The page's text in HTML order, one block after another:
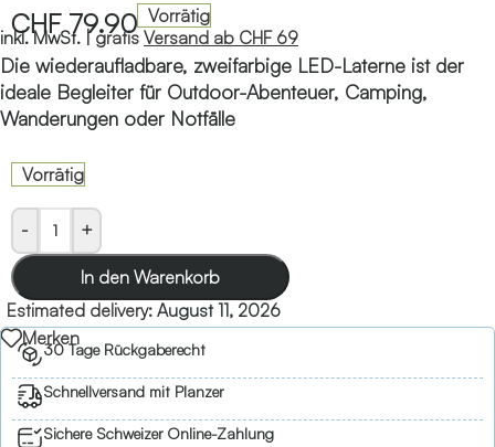
CHF79.90 Vorrätig
inkl. MwSt. |gratis Versand ab CHF 69
Die wiederaufladbare, zweifarbige LED-Laterne ist der
ideale Begleiter für Outdoor-Abenteuer, Camping,
Wanderungen oder Notfälle
Vorrätig
- +
In den Warenkorb
Estimated delivery: August 11, 2026
Merken
30 Tage Rückgaberecht
Schnellversand mit Planzer
Sichere Schweizer Online-Zahlung